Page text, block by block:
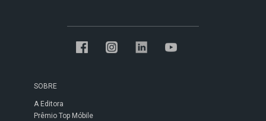
SOBRE
A Editora
Prêmio Top Móbile